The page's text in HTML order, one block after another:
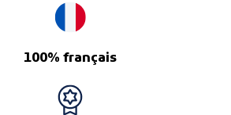
100% français